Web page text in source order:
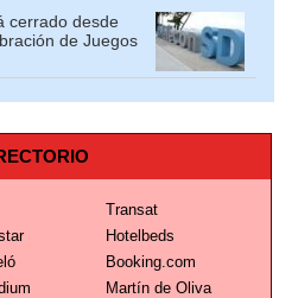
cerrado desde
de Juegos
Transat
Hotelbeds
Booking.com
Martín de Oliva